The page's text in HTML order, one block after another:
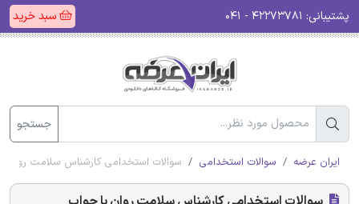
پشتیبانی: سبد خرید
جستجو
ایران عرضه سوالات استخدامی سوالات استخدامی کارشناس سلامت روان